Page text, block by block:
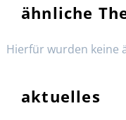
ähnliche
Hierfür wurden keine
aktuelles